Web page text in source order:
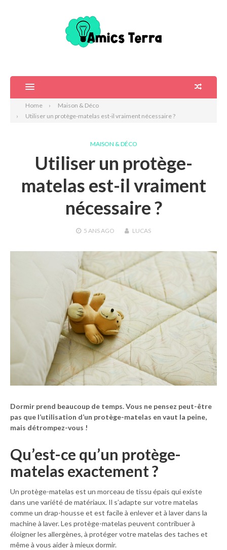
Home
Maison & Déco
Utiliser un protège-matelas est-il vraiment nécessaire ?
MAISON & DÉCO
Utiliser un protège-
matelas est-il vraiment
nécessaire ?
5 ANSAGO LUCAS
Dormir prend beaucoup de temps. Vous ne pensez peut-être
pas que l’utilisation d’un protège-matelas en vaut la peine,
mais détrompez-vous !
Qu’est-ce qu’un protège-
matelas exactement ?
Un protège-matelas est un morceau de tissu épais qui existe
dans une variété de matériaux. Il s’adapte sur votre matelas
comme un drap-housse et est facile à enlever et à laver dans la
machine à laver. Les protège-matelas peuvent contribuer à
éloigner les allergènes, à protéger votre matelas des taches et
même à vous aider à mieux dormir.